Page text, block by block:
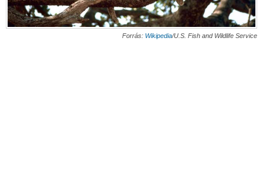
Forrás: Wikipedia/U.S. Fish and Wildlife Service